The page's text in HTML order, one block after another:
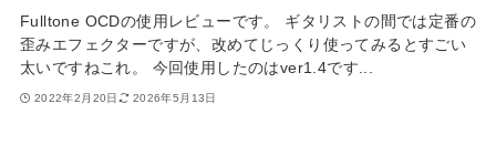
Fulltone OCDの使用レビューです。 ギタリストの間では定番の
歪みエフェクターですが、改めてじっくり使ってみるとすごい
太いですねこれ。 今回使用したのはver1.4です...
2022年2月20日 2026年5月13日